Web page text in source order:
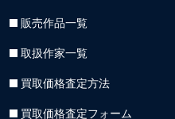
販売作品一覧
取扱作家一覧
買取価格査定方法
買取価格査定フォーム